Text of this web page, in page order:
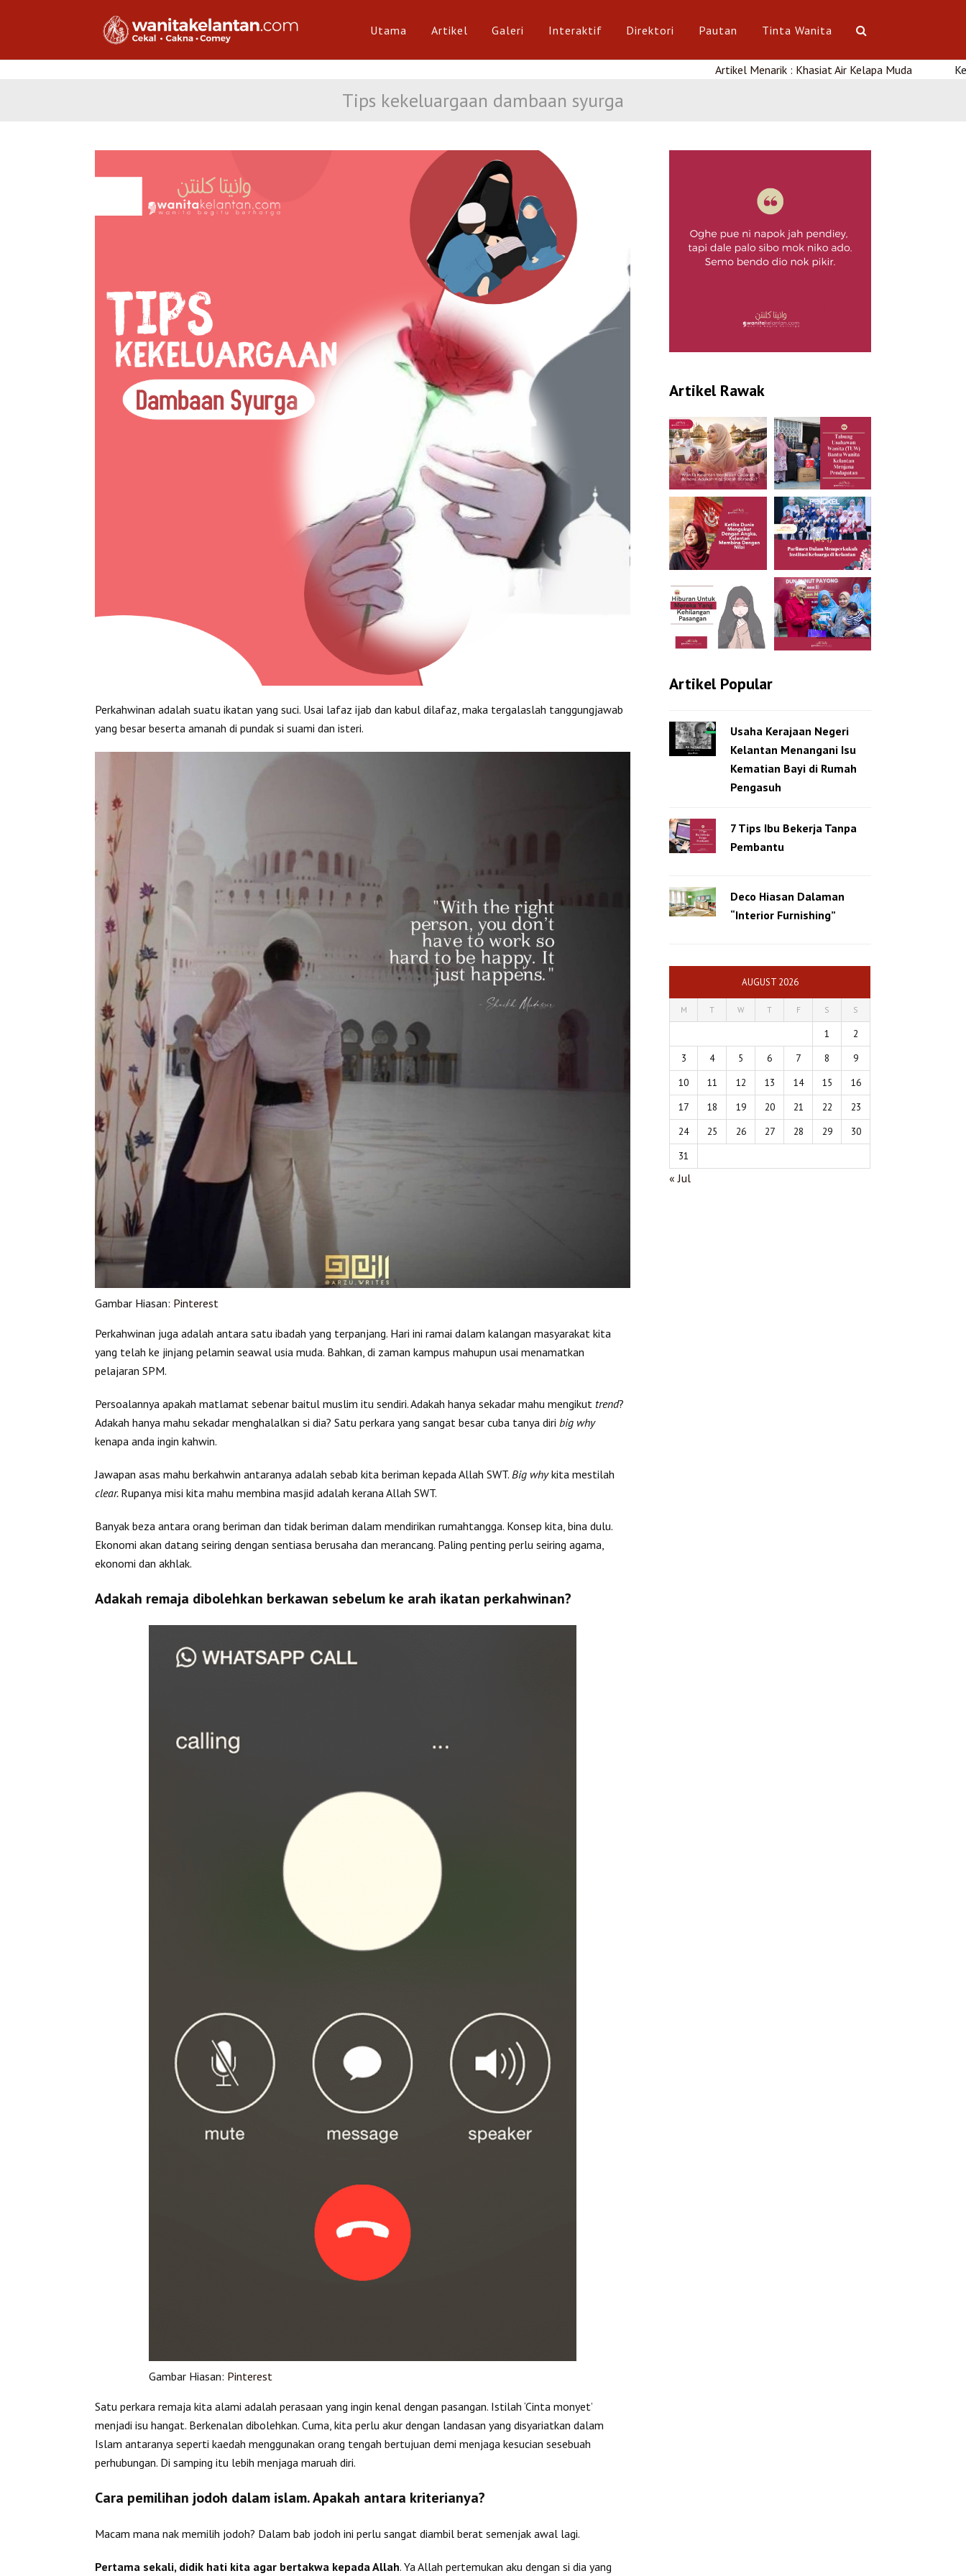
Utama Artikel Galeri Interaktif Direktori Pautan Tinta Wanita
Artikel Menarik : Khasiat Air Kelapa Muda Kerjaya :
Tips kekeluargaan dambaan syurga
Perkahwinan adalah suatu ikatan yang suci. Usai lafaz ijab dan kabul dilafaz, maka tergalaslah tanggungjawab
yang besar beserta amanah di pundak si suami dan isteri.
Gambar Hiasan: Pinterest
Perkahwinan juga adalah antara satu ibadah yang terpanjang. Hari ini ramai dalam kalangan masyarakat kita
yang telah ke jinjang pelamin seawal usia muda. Bahkan, di zaman kampus mahupun usai menamatkan
pelajaran SPM.
Persoalannya apakah matlamat sebenar baitul muslim itu sendiri. Adakah hanya sekadar mahu mengikut trend?
Adakah hanya mahu sekadar menghalalkan si dia? Satu perkara yang sangat besar cuba tanya diri big why
kenapa anda ingin kahwin.
Jawapan asas mahu berkahwin antaranya adalah sebab kita beriman kepada Allah SWT. Big whykita mestilah
clear. Rupanya misi kita mahu membina masjid adalah kerana Allah SWT.
Banyak beza antara orang beriman dan tidak beriman dalam mendirikan rumahtangga. Konsep kita, bina dulu.
Ekonomi akan datang seiring dengan sentiasa berusaha dan merancang. Paling penting perlu seiring agama,
ekonomi dan akhlak.
Adakah remaja dibolehkan berkawan sebelum ke arah ikatan perkahwinan?
Gambar Hiasan: Pinterest
Satu perkara remaja kita alami adalah perasaan yang ingin kenal dengan pasangan. Istilah ‘Cinta monyet’
menjadi isu hangat. Berkenalan dibolehkan. Cuma, kita perlu akur dengan landasan yang disyariatkan dalam
Islam antaranya seperti kaedah menggunakan orang tengah bertujuan demi menjaga kesucian sesebuah
perhubungan. Di samping itu lebih menjaga maruah diri.
Cara pemilihan jodoh dalam islam. Apakah antara kriterianya?
Macam mana nak memilih jodoh? Dalam bab jodoh ini perlu sangat diambil berat semenjak awal lagi.
Pertama sekali, didik hati kita agar bertakwa kepada Allah. Ya Allah pertemukan aku dengan si dia yang
Artikel Rawak
Artikel Popular
Usaha Kerajaan Negeri
Kelantan Menangani Isu
Kematian Bayi di Rumah
Pengasuh
7 Tips Ibu Bekerja Tanpa
Pembantu
Deco Hiasan Dalaman
“Interior Furnishing”
AUGUST 2026
M T W T F S S
1
2
3
4 5 6 7 8
9
10
11 12 13 14 15
16
17
18 19 20 21 22
23
24
25 26 27 28 29
30
31
« Jul